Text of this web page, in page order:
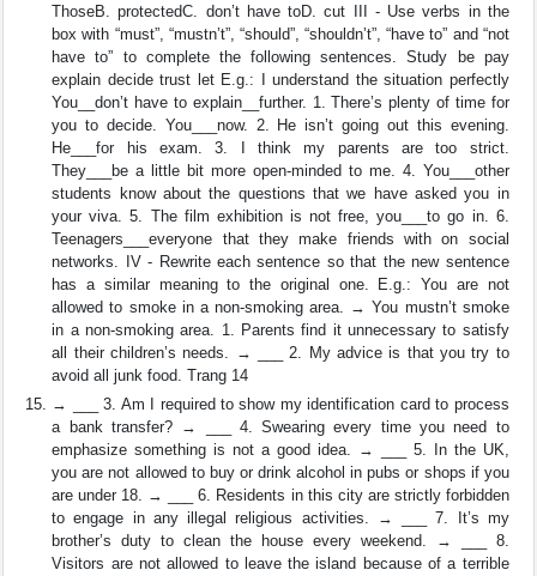
ThoseB. protectedC. don’t have toD. cut III - Use verbs in the
box with “must”, “mustn’t”, “should”, “shouldn’t”, “have to” and “not
have to” to complete the following sentences. Study be pay
explain decide trust let E.g.: I understand the situation perfectly
You__don’t have to explain__further. 1. There’s plenty of time for
you to decide. You___now. 2. He isn’t going out this evening.
He___for his exam. 3. I think my parents are too strict.
They___be a little bit more open-minded to me. 4. You___other
students know about the questions that we have asked you in
your viva. 5. The film exhibition is not free, you___to go in. 6.
Teenagers___everyone that they make friends with on social
networks. IV - Rewrite each sentence so that the new sentence
has a similar meaning to the original one. E.g.: You are not
allowed to smoke in a non-smoking area. → You mustn’t smoke
in a non-smoking area. 1. Parents find it unnecessary to satisfy
all their children’s needs. → ___ 2. My advice is that you try to
avoid all junk food. Trang 14
→ ___ 3. Am I required to show my identification card to process
a bank transfer? → ___ 4. Swearing every time you need to
emphasize something is not a good idea. → ___ 5. In the UK,
you are not allowed to buy or drink alcohol in pubs or shops if you
are under 18. → ___ 6. Residents in this city are strictly forbidden
to engage in any illegal religious activities. → ___ 7. It’s my
brother’s duty to clean the house every weekend. → ___ 8.
Visitors are not allowed to leave the island because of a terrible